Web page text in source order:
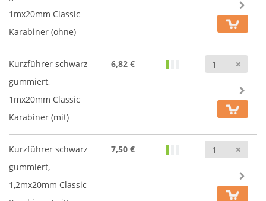
1mx20mm Classic
Karabiner (ohne)
Kurzführer schwarz
gummiert,
1mx20mm Classic
Karabiner (mit)
6,82 €
Kurzführer schwarz
gummiert,
1,2mx20mm Classic
7,50 €